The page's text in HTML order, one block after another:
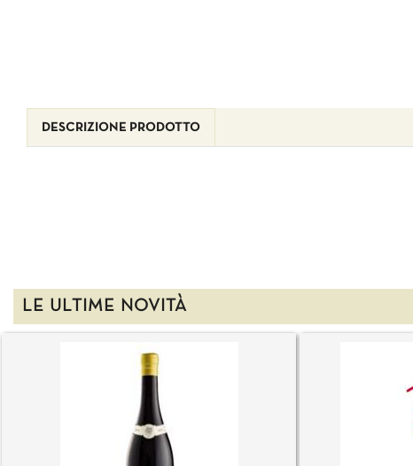
DESCRIZIONE PRODOTTO
LE ULTIME NOVITÀ